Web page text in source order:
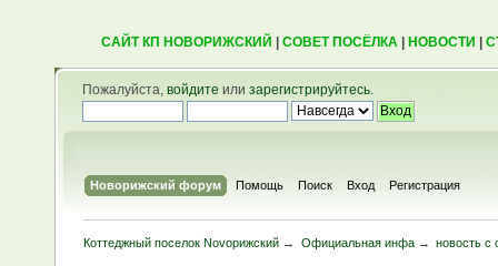
САЙТ КП НОВОРИЖСКИЙ СОВЕТ ПОСЁЛКА| НОВОСТИ
Пожалуйста, войдите или зарегистрируйтесь.
Новорижский форум Помощь Поиск Вход Регистрация
Коттеджный поселок Novoрижский → Официальная инфа→ новость с